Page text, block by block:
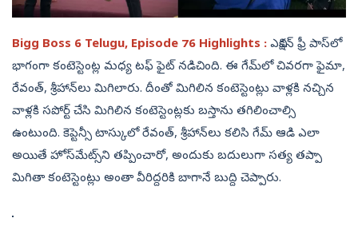
Bigg Boss 6 Telugu, Episode 76 Highlights : ఎవిక్షన్‌ ఫ్రీ పాస్‌లో
భాగంగా కంటెస్టెంట్ల మధ్య టఫ్‌ ఫైట్‌ నడిచింది. ఈ గేమ్‌లో చివరగా ఫైమా,
రేవంత్‌, శ్రీహాన్‌లు మిగిలారు. దీంతో మిగిలిన కంటెస్టెంట్లు వాళ్లకి నచ్చిన
వాళ్లకి సపోర్ట్‌ చేసి మిగిలిన కంటెస్టెంట్లకు బస్తాను తగిలించాల్సి
ఉంటుంది. కెప్టెన్సీ టాస్కులో రేవంత్‌, శ్రీహాన్‌లు కలిసి గేమ్‌ ఆడి ఎలా
అయితే హోస్‌మేట్స్‌ని తప్పించారో, అందుకు బదులుగా సత్య తప్పా
మిగితా కంటెస్టెంట్లు అంతా వీరిద్దరికి బాగానే బుద్ది చెప్పారు.